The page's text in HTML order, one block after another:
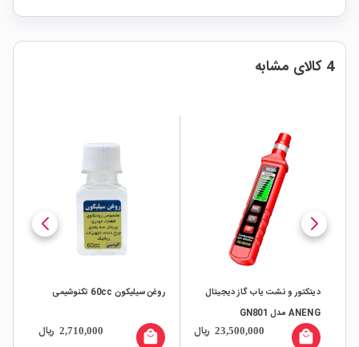
4 کالای مشابه
دیتکتور و نشت یاب گاز دیجیتال
ANENG مدل GN801
23,500,000 ریال local_mall
روغن سیلیکون 60cc تکنوشیمی
2,710,000 ریال local_mall